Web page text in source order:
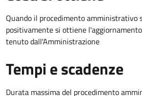
Quando il procedimento amministrativo
positivamente si ottiene
tenuto dall'Amministrazione
Tempi e scadenze
Durata massima del procedimento